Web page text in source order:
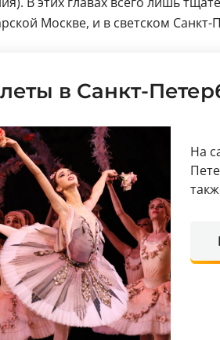
Москве, и в светском
в Санкт-
На